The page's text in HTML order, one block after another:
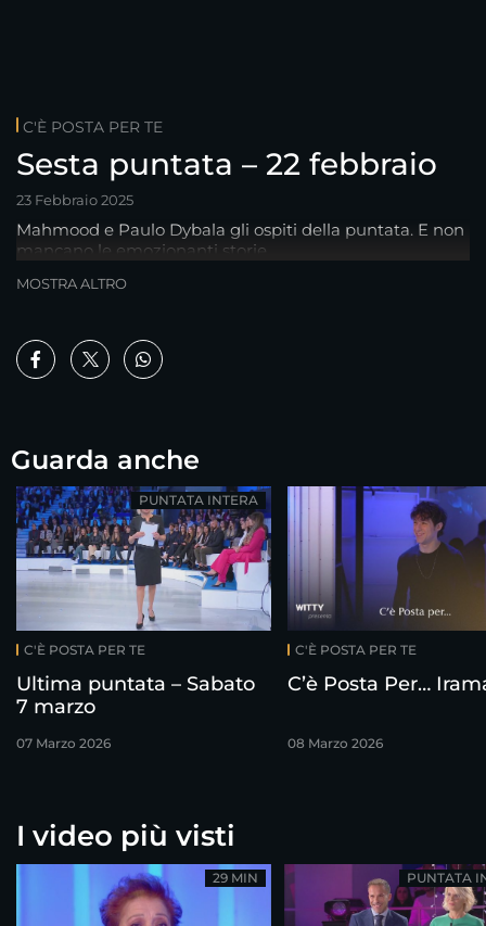
C'È POSTA PER TE
Sesta puntata – 22 febbraio
23 Febbraio 2025
Mahmood e Paulo Dybala gli ospiti della puntata. E non
mancano le emozionanti storie.
MOSTRA ALTRO
Guarda anche
C'È POSTA PER TE
Ultima puntata – Sabato
7 marzo
07 Marzo 2026
PUNTATA INTERA
C'È POSTA PER TE
C’è Posta Per…
08 Marzo 2026
I video più visti
29 MIN PUNTATA